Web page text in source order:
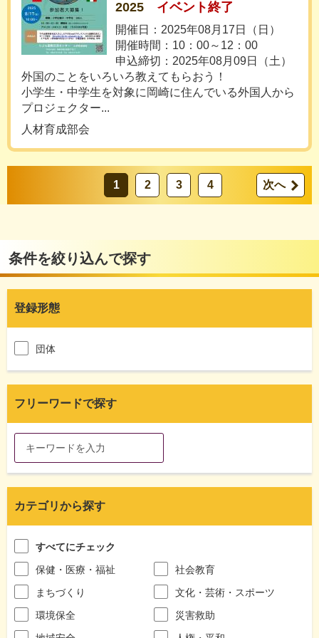
2025 イベント終了
開催日：2025年08月17日（日）
開催時間：10：00～12：00
申込締切：2025年08月09日（土）
外国のことをいろいろ教えてもらおう！
小学生・中学生を対象に岡崎に住んでいる外国人から
プロジェクター...
人材育成部会
1 2 3 4 次へ
条件を絞り込んで探す
登録形態
団体
フリーワードで探す
カテゴリから探す
すべてにチェック
保健・医療・福祉
社会教育
まちづくり
文化・芸術・スポーツ
環境保全
災害救助